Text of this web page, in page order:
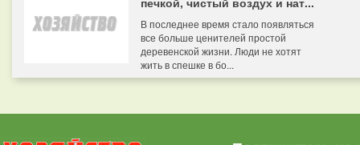
В последнее время стало появляться
все больше ценителей простой
деревенской жизни. Люди не хотят
жить в спешке в бо...